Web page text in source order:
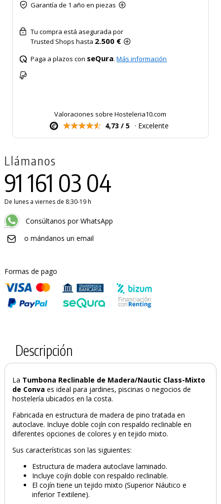
Garantía de 1 año en piezas
Tu compra está asegurada por
Trusted Shops hasta 2.500 €
Paga a plazos con seQura.Más información
Valoraciones sobre Hosteleria10.com
4,73 / 5 · Excelente
Llámanos
91 161 03 04
De lunes a viernes de 8:30-19 h
Consúltanos por WhatsApp
o mándanos un email
Formas de pago
Descripción
La Tumbona Reclinable de Madera/Nautic Class-Mixto
de Conva es ideal para jardines, piscinas o negocios de
hostelería ubicados en la costa.
Fabricada en estructura de madera de pino tratada en
autoclave. Incluye doble cojín con respaldo reclinable en
diferentes opciones de colores y en tejido mixto.
Sus características son las siguientes:
Estructura de madera autoclave laminado.
Incluye cojín doble con respaldo reclinable.
El cojín tiene un tejido mixto (Superior Náutico e
inferior Textilene).